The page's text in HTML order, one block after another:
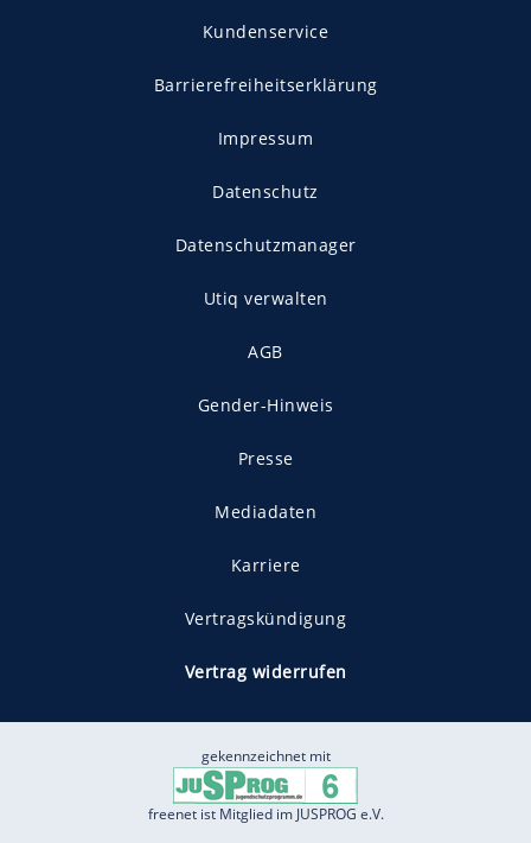
Kundenservice
Barrierefreiheitserklärung
Impressum
Datenschutz
Datenschutzmanager
Utiq verwalten
AGB
Gender-Hinweis
Presse
Mediadaten
Karriere
Vertragskündigung
Vertrag widerrufen
gekennzeichnet mit
freenet ist Mitglied im JUSPROG e.V.